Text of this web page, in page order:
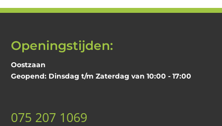
Openingstijden:
Oostzaan
Geopend: Dinsdag t/m Zaterdag van 10:00 - 17:00
075 207 1069